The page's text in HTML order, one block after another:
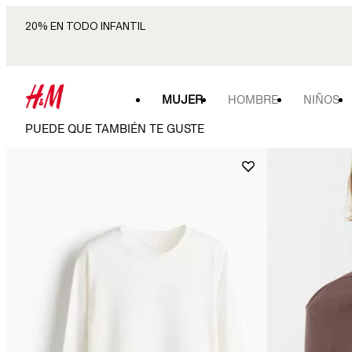
20% EN TODO INFANTIL
MUJER HOMBRE NIÑOS
PUEDE QUE TAMBIÉN TE GUSTE